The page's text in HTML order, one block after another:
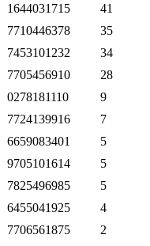
1644031715
41
7710446378
35
7453101232
34
7705456910
28
0278181110
9
7724139916
7
6659083401
5
9705101614
5
7825496985
5
6455041925
4
7706561875
2